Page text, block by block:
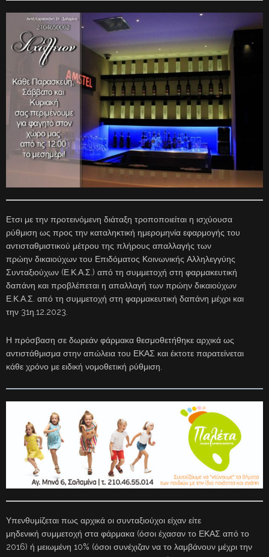
Ετσι με την προτεινόμενη διάταξη τροποποιείται η ισχύουσα
ρύθμιση ως προς την καταληκτική ημερομηνία εφαρμογής του
αντισταθμιστικού μέτρου της πλήρους απαλλαγής των
πρώην δικαιούχων του Επιδόματος Κοινωνικής Αλληλεγγύης
Συνταξιούχων (Ε.Κ.Α.Σ.) από τη συμμετοχή στη φαρμακευτική
δαπάνη και προβλέπεται η απαλλαγή των πρώην δικαιούχων
Ε.Κ.Α.Σ. από τη συμμετοχή στη φαρμακευτική δαπάνη μέχρι και
την 31η.12.2023.
Η πρόσβαση σε δωρεάν φάρμακα θεσμοθετήθηκε αρχικά ως
αντιστάθμισμα στην απώλεια του ΕΚΑΣ και έκτοτε παρατείνεται
κάθε χρόνο με ειδική νομοθετική ρύθμιση.
Υπενθυμίζεται πως αρχικά οι συνταξιούχοι είχαν είτε
μηδενική συμμετοχή στα φάρμακα (όσοι έχασαν το ΕΚΑΣ από το
2016) ή μειωμένη 10% (όσοι συνέχιζαν να το λαμβάνουν μέχρι την